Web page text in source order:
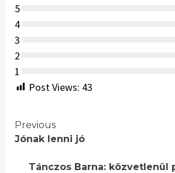
5
4
3
2
1
Post Views: 43
Continue
Previous
Jónak lenni jó
Tánczos Barna: közvetlenül